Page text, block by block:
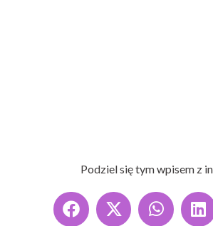
Podziel się tym wpisem z